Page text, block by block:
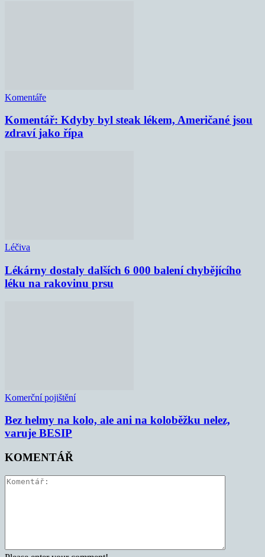
Komentáře
Komentář: Kdyby byl steak lékem, Američané jsou
zdraví jako řípa
Léčiva
Lékárny dostaly dalších 6 000 balení chybějícího
léku na rakovinu prsu
Komerční pojištění
Bez helmy na kolo, ale ani na koloběžku nelez,
varuje BESIP
KOMENTÁŘ